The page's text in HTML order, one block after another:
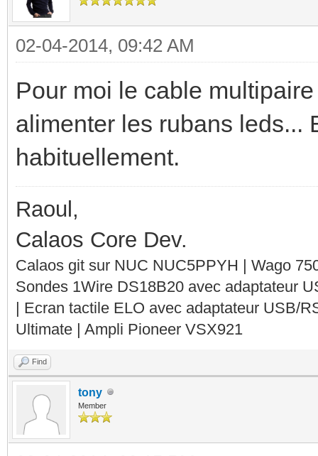
02-04-2014, 09:42 AM
Pour moi le cable
alimenter les rubans leds...
habituellement.
Raoul,
Calaos Core Dev.
Calaos git sur NUC NUC5PPYH | Wago
Sondes 1Wire DS18B20 avec adaptateur
| Ecran tactile ELO avec adaptateur USB/
Ultimate | Ampli Pioneer VSX921
Find
tony
Member